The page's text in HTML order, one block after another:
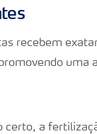
recebem
uma
certo, a